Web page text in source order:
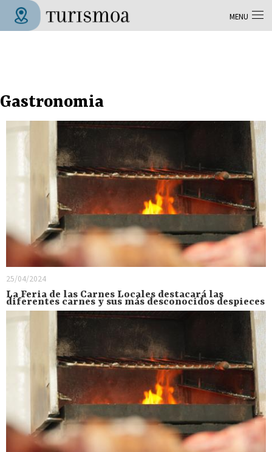
Skip to main content
Gastronomia
25/04/2024
La Feria de las Carnes Locales destacará las
diferentes carnes y sus más desconocidos despieces
Pages
MENU